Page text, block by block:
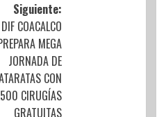
Siguiente:
DIF COACALCO
MEGA
JORNADA DE
CON
CIRUGÍAS
GRATUITAS